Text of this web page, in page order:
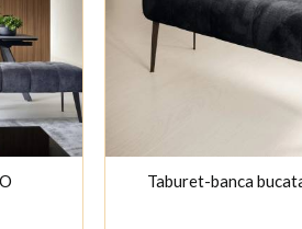
Taburet-banca